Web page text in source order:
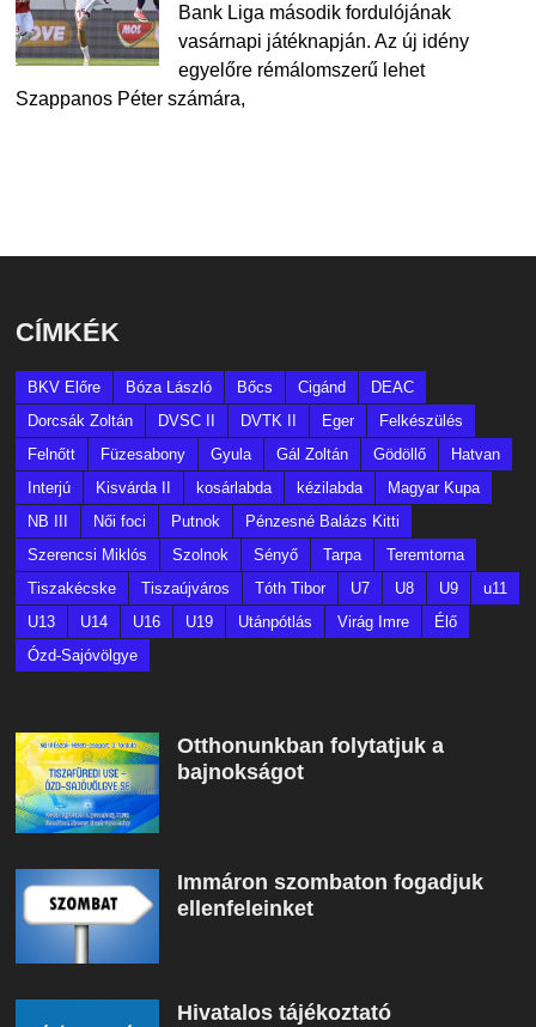
Bank Liga második fordulójának
vasárnapi játéknapján. Az új idény
egyelőre rémálomszerű lehet
Szappanos Péter számára,
CÍMKÉK
BKV Előre Bóza László Bőcs Cigánd
DEAC
Dorcsák Zoltán
DVSC II DVTK II Eger
Felkészülés
Felnőtt
Füzesabony Gyula Gál Zoltán Gödöllő
Hatvan
Interjú
Kisvárda II kosárlabda kézilabda
Magyar Kupa
NB III
Női foci Putnok
Pénzesné Balázs Kitti
Szerencsi Miklós
Szolnok Sényő Tarpa
Teremtorna
Tiszakécske
Tiszaújváros Tóth Tibor U7 U8 U9
u11
U13
U14 U16 U19 Utánpótlás Virág Imre
Élő
Ózd-Sajóvölgye
Otthonunkban folytatjuk a
bajnokságot
Immáron szombaton fogadjuk
ellenfeleinket
Hivatalos tájékoztató